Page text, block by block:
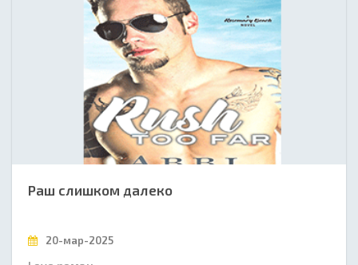
Раш слишком далеко
20-мар-2025